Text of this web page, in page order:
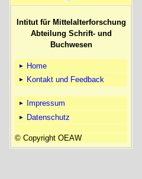
Intitut für Mittelalterforschung
Abteilung Schrift- und
Buchwesen
Home
Kontakt und Feedback
Impressum
Datenschutz
© Copyright OEAW